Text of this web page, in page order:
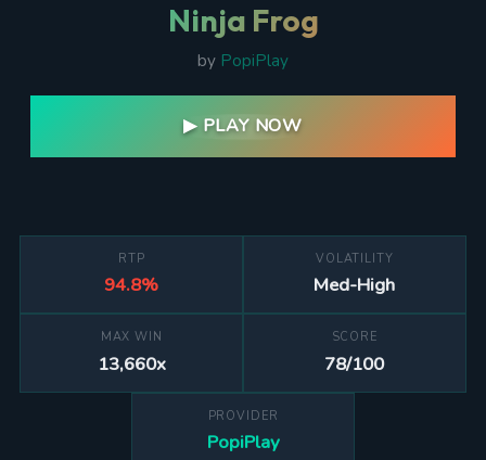
Ninja Frog
by PopiPlay
▶ PLAY NOW
RTP
94.8%
VOLATILITY
Med-High
MAX WIN
13,660x
SCORE
78/100
PROVIDER
PopiPlay